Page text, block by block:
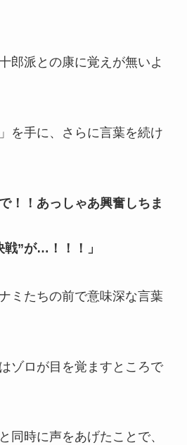
郎派との康に覚えが無いよ
を手に、さらに言葉を続け
！！あっしゃあ興奮しちま
戦”が…！！！」
ミたちの前で意味深な言葉
ゾロが目を覚ますところで
同時に声をあげたことで、